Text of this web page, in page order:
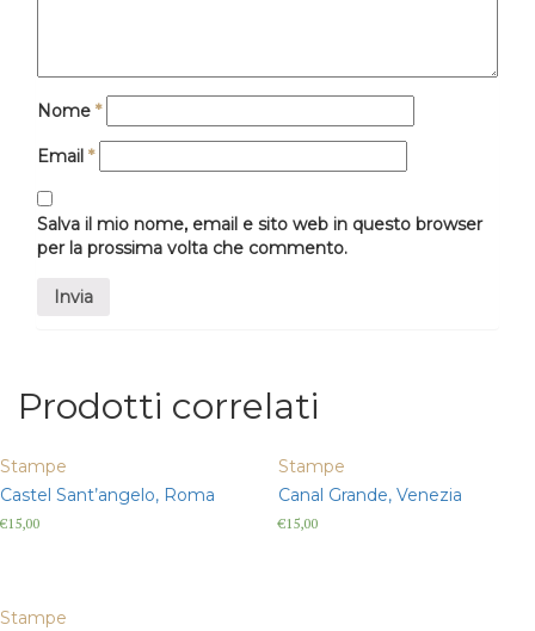
Nome *
Email *
Salva il mio nome, email e sito web in questo browser
per la prossima volta che commento.
Prodotti correlati
Stampe
Castel Sant’angelo, Roma
€15,00
Stampe
Canal Grande, Venezia
€15,00
Stampe